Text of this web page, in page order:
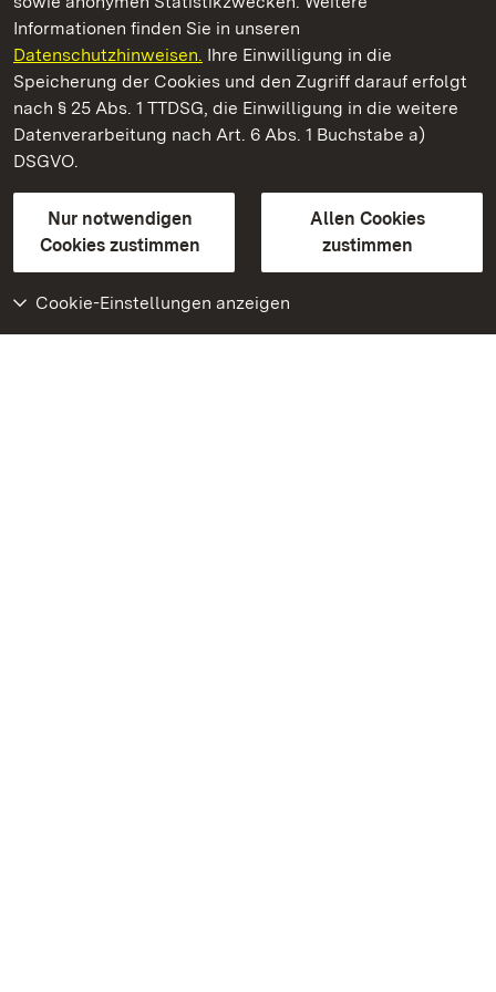
Informationen finden Sie in unseren
Datenschutzhinweisen. Ihre Einwilligung in die
Speicherung der Cookies und den Zugriff darauf erfolgt
nach § 25 Abs. 1 TTDSG, die Einwilligung in die weitere
Datenverarbeitung nach Art. 6 Abs. 1 Buchstabe a)
DSGVO.
Nur notwendigen
Cookies zustimmen
Allen Cookies
zustimmen
Cookie-Einstellungen anzeigen
Staatliche Schlösser und Gärten Baden‑Württemberg
Staatliche Schlösser und Gärten Baden-Württemberg
Kontakt
GebärdenspracheLeichte Sprache
Erklärung zur Barrierefreiheit
BITV-konform (geprüfte Seiten)
Weiteres